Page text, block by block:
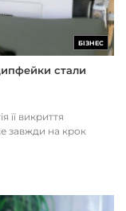
БІЗНЕС
стали
її викриття
завжди на крок